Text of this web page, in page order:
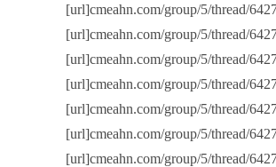
[url]cmeahn.com/group/5/thread/
[url]cmeahn.com/group/5/thread/
[url]cmeahn.com/group/5/thread/
[url]cmeahn.com/group/5/thread/
[url]cmeahn.com/group/5/thread/
[url]cmeahn.com/group/5/thread/
[url]cmeahn.com/group/5/thread/